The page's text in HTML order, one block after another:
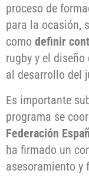
proceso de
para la ocasión,
como definir
rugby y el
al desarrollo del
Es importante
programa se
Federación
ha firmado un
asesoramiento y